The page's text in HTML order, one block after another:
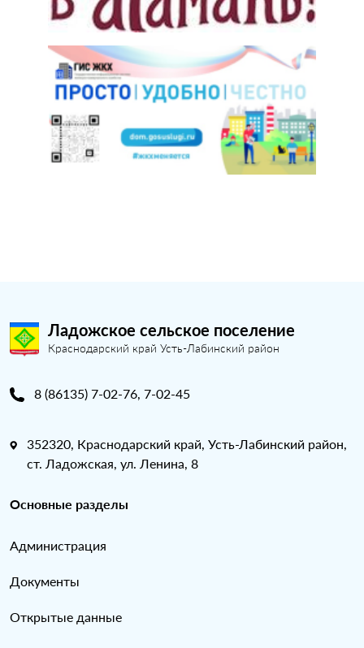
Ладожское сельское поселение
Краснодарский край Усть-Лабинский район
8 (86135) 7-02-76, 7-02-45
352320, Краснодарский край, Усть-Лабинский район,
ст. Ладожская, ул. Ленина, 8
Основные разделы
Администрация
Документы
Открытые данные